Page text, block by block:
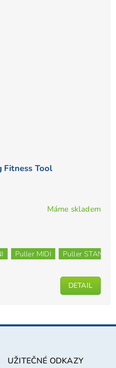
Fitness Tool
Máme skladem
DETAIL
Puller MIDI Puller
UŽITEČNÉ ODKAZY